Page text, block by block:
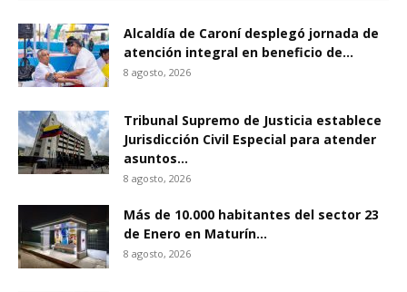
Alcaldía de Caroní desplegó jornada de
atención integral en beneficio de...
8 agosto, 2026
Tribunal Supremo de Justicia establece
Jurisdicción Civil Especial para atender
asuntos...
8 agosto, 2026
Más de 10.000 habitantes del sector 23
de Enero en Maturín...
8 agosto, 2026